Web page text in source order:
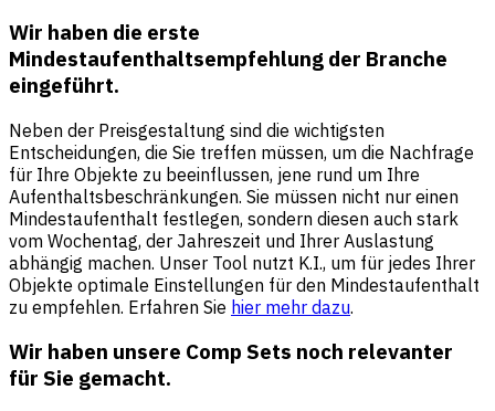
Wir haben die erste
Mindestaufenthaltsempfehlung der Branche
eingeführt.
Neben der Preisgestaltung sind die wichtigsten
Entscheidungen, die Sie treffen müssen, um die Nachfrage
für Ihre Objekte zu beeinflussen, jene rund um Ihre
Aufenthaltsbeschränkungen. Sie müssen nicht nur einen
Mindestaufenthalt festlegen, sondern diesen auch stark
vom Wochentag, der Jahreszeit und Ihrer Auslastung
abhängig machen. Unser Tool nutzt K.I., um für jedes Ihrer
Objekte optimale Einstellungen für den Mindestaufenthalt
zu empfehlen. Erfahren Sie hier mehr dazu.
Wir haben unsere Comp Sets noch relevanter
für Sie gemacht.